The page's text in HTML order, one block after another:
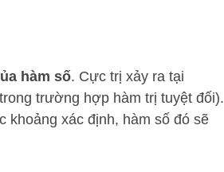
hàm số. Cực trị xảy ra tại
trường hợp hàm trị tuyệt đối).
khoảng xác định, hàm số đó sẽ